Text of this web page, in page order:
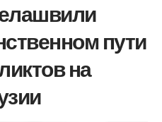
пути
на